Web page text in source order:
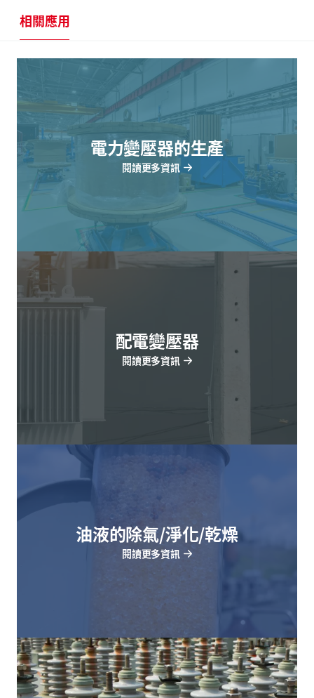
相關應用
電力變壓器的生產
閱讀更多資訊
配電變壓器
閱讀更多資訊
油液的除氣/淨化/乾燥
閱讀更多資訊